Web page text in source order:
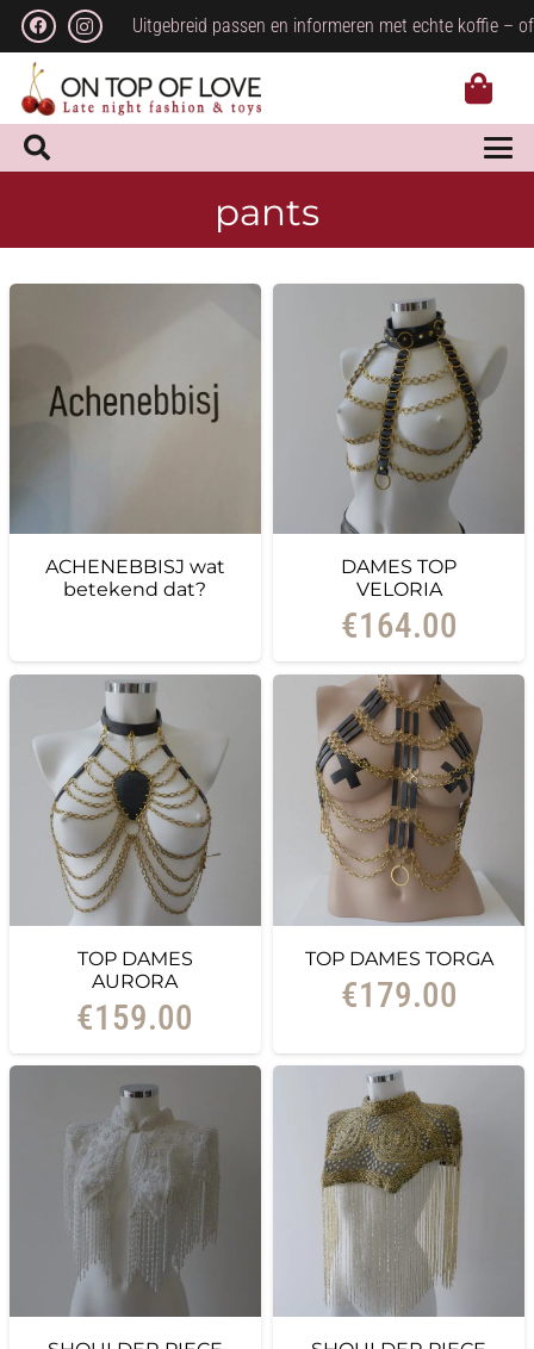
Uitgebreid passen en informeren met echte koffie –
pants
ACHENEBBISJ wat
betekend dat?
DAMES TOP
VELORIA
€164.00
TOP DAMES
AURORA
€159.00
TOP DAMES TORGA
€179.00